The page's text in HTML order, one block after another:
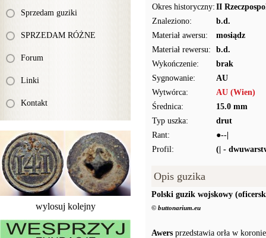
Sprzedam guziki
SPRZEDAM RÓŻNE
Forum
Linki
Kontakt
wylosuj kolejny
Okres historyczny: II
Znaleziono:
b.d.
Materiał awersu:
mosiądz
Materiał rewersu:
b.d.
Wykończenie:
brak
Sygnowanie:
AU
Wytwórca:
AU (Wien)
Średnica:
15.0 mm
Typ uszka:
drut
Rant:
●--|
Profil:
(| -
Opis guzika
Polski guzik wojskowy
© buttonarium.eu
Awers przedstawia orła w